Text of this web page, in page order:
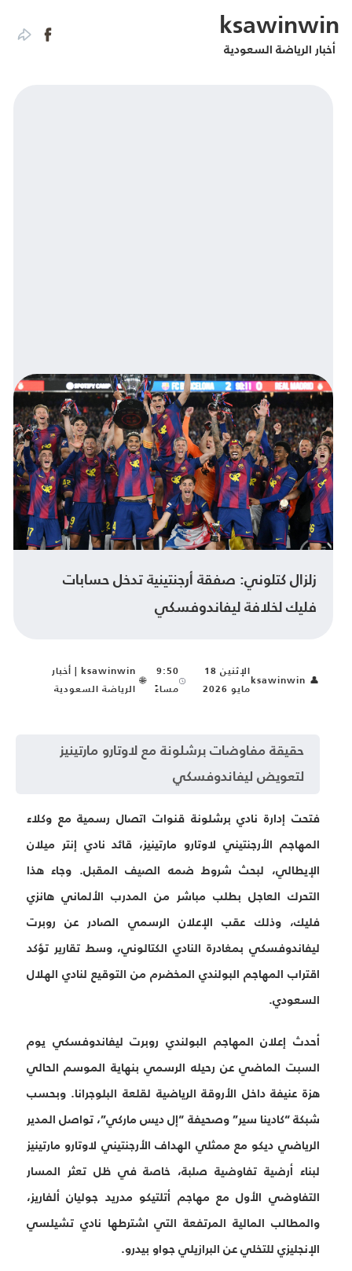
ksawinwin
أخبار الرياضة السعودية
زلزال كتلوني: صفقة أرجنتينية تدخل حسابات
فليك لخلافة ليفاندوفسكي
👤
ksawinwin
الإثنين 18
مايو 2026
9:50
مساءً
🌐
ksawinwin | أخبار
الرياضة السعودية
حقيقة مفاوضات برشلونة مع لاوتارو مارتينيز
لتعويض ليفاندوفسكي
فتحت إدارة نادي برشلونة قنوات اتصال رسمية مع وكلاء
المهاجم الأرجنتيني لاوتارو مارتينيز، قائد نادي إنتر ميلان
الإيطالي، لبحث شروط ضمه الصيف المقبل. وجاء هذا
التحرك العاجل بطلب مباشر من المدرب الألماني هانزي
فليك، وذلك عقب الإعلان الرسمي الصادر عن روبرت
ليفاندوفسكي بمغادرة النادي الكتالوني، وسط تقارير تؤكد
اقتراب المهاجم البولندي المخضرم من التوقيع لنادي الهلال
السعودي.
أحدث إعلان المهاجم البولندي روبرت ليفاندوفسكي يوم
السبت الماضي عن رحيله الرسمي بنهاية الموسم الحالي
هزة عنيفة داخل الأروقة الرياضية لقلعة البلوجرانا. وبحسب
شبكة “كادينا سير” وصحيفة “إل ديس ماركي”، تواصل المدير
الرياضي ديكو مع ممثلي الهداف الأرجنتيني لاوتارو مارتينيز
لبناء أرضية تفاوضية صلبة، خاصة في ظل تعثر المسار
التفاوضي الأول مع مهاجم أتلتيكو مدريد جوليان ألفاريز،
والمطالب المالية المرتفعة التي اشترطها نادي تشيلسي
الإنجليزي للتخلي عن البرازيلي جواو بيدرو.